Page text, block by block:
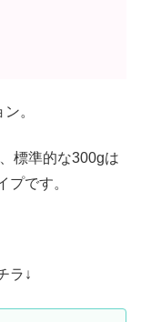
。
標準的な300gは
プです。
ラ↓